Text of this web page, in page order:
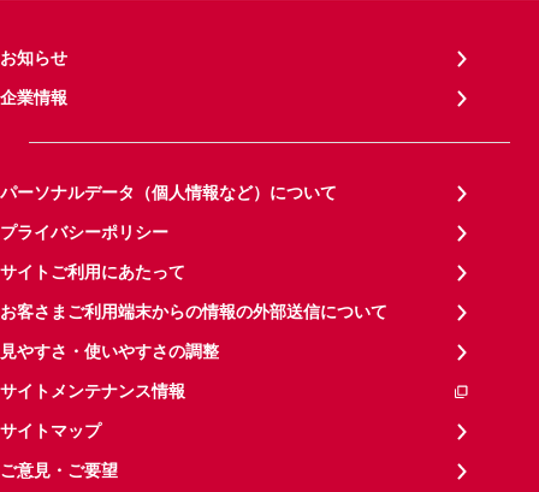
お知らせ
企業情報
パーソナルデータ（個人情報など）について
プライバシーポリシー
サイトご利用にあたって
お客さまご利用端末からの情報の外部送信について
見やすさ・使いやすさの調整
サイトメンテナンス情報
サイトマップ
ご意見・ご要望